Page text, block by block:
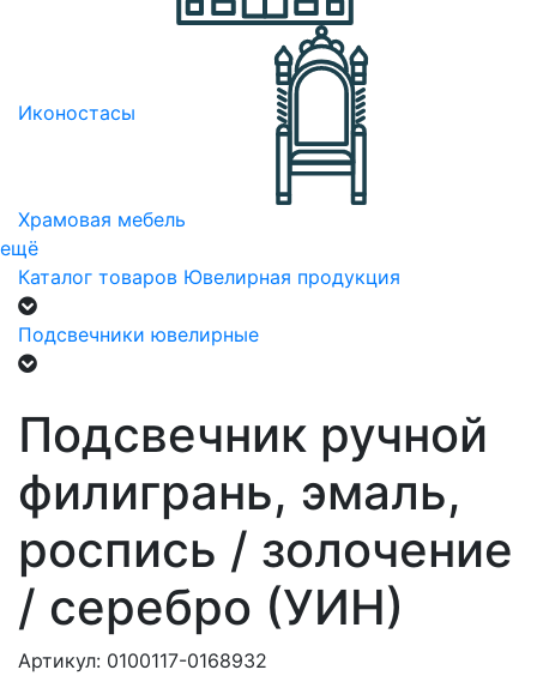
Иконостасы
Храмовая мебель
ещё
Каталог товаров Ювелирная продукция
Подсвечники ювелирные
Подсвечник ручной
филигрань, эмаль,
роспись / золочение
/ серебро (УИН)
Артикул: 0100117-0168932